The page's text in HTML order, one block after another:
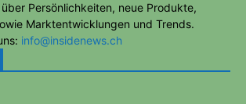
Persönlichkeiten, neue Produkte,
Marktentwicklungen und Trends.
info@insidenews.ch